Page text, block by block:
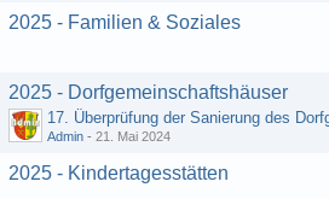
2025 - Familien & Soziales
2025 - Dorfgemeinschaftshäuser
Admin - 21. Mai 2024
2025 - Kindertagesstätten